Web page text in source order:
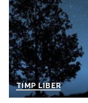
TIMP LIBER